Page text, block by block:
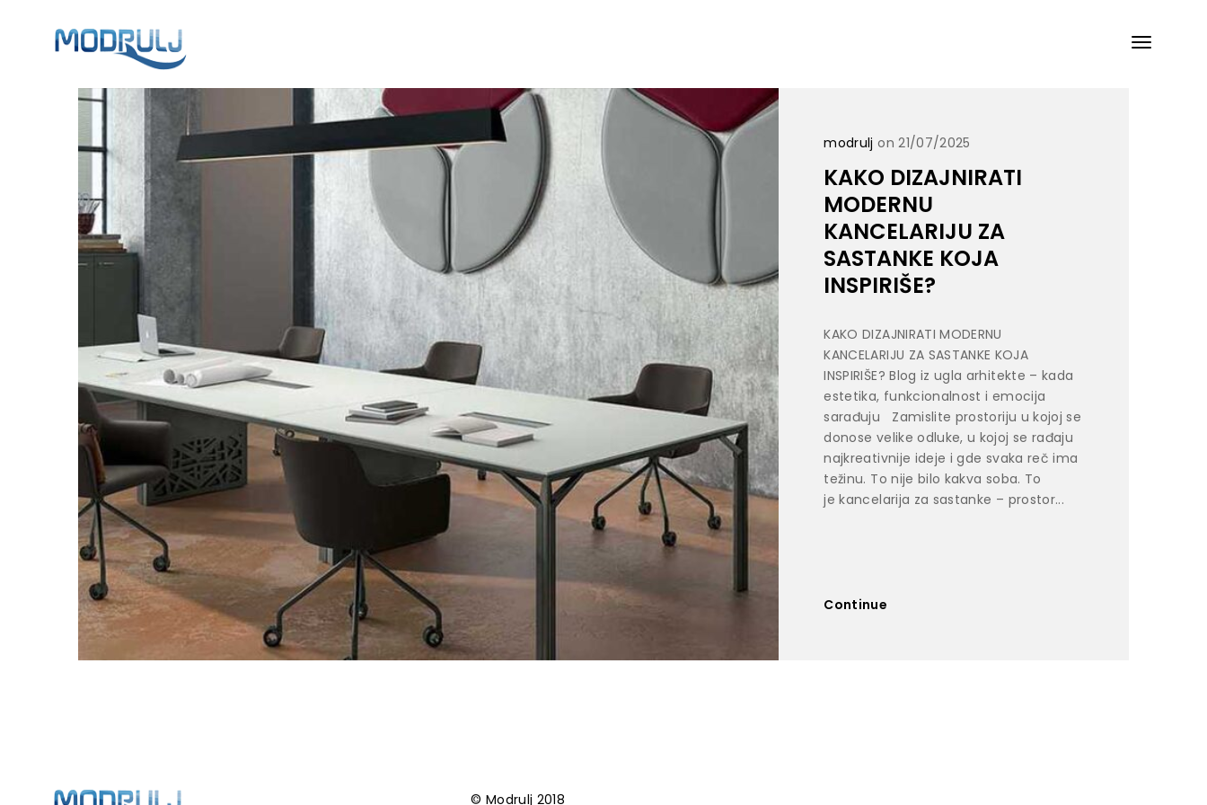
modrulj on 21/07/2025
KAKO DIZAJNIRATI
MODERNU
KANCELARIJU ZA
SASTANKE KOJA
INSPIRIŠE?
KAKO DIZAJNIRATI MODERNU
KANCELARIJU ZA SASTANKE KOJA
INSPIRIŠE? Blog iz ugla arhitekte – kada
estetika, funkcionalnost i emocija
sarađuju Zamislite prostoriju u kojoj se
donose velike odluke, u kojoj se rađaju
najkreativnije ideje i gde svaka reč ima
težinu. To nije bilo kakva soba. To
je kancelarija za sastanke – prostor...
Continue
© Modrulj 2018